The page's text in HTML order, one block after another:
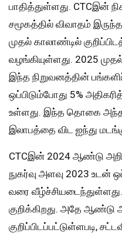
பாதித்துள்ளது. CTCஇன்
சமூகத்தில் விவாதம்
முதல் காலாண்டில்
வழங்கியுள்ளது. 2025
இந்த நிறுவனத்தின்
ஒப்பிடும்போது 5%
உள்ளது. இந்த தொகை அந்த
இலாபத்தை விட ஐந்து
CTCஇன் 2024 ஆண்டு
நுகர்வு அளவு 2023 உடன்
வரை
குறிக்கிறது. அதே ஆண்டு
குறிப்பிடப்பட்டுள்ளபடி,